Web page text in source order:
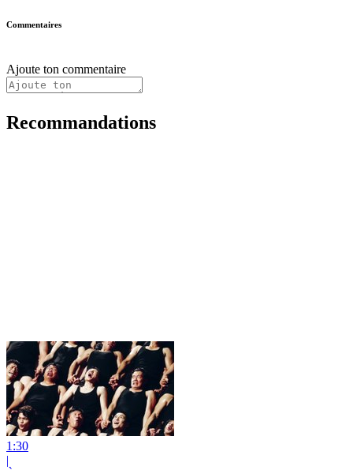
Commentaires
Ajoute ton commentaire
Recommandations
1:30
|